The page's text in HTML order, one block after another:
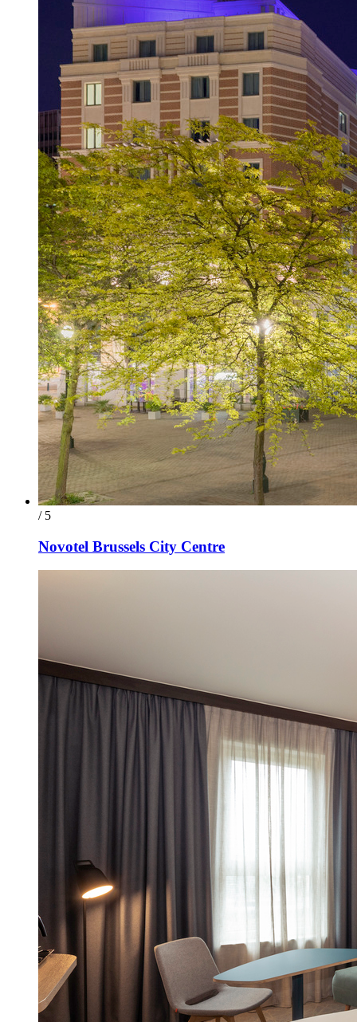
/ 5
Novotel Brussels City Centre